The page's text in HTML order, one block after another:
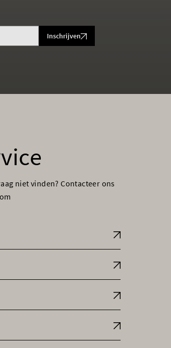
Inschrijven
niet vinden? Contacteer ons